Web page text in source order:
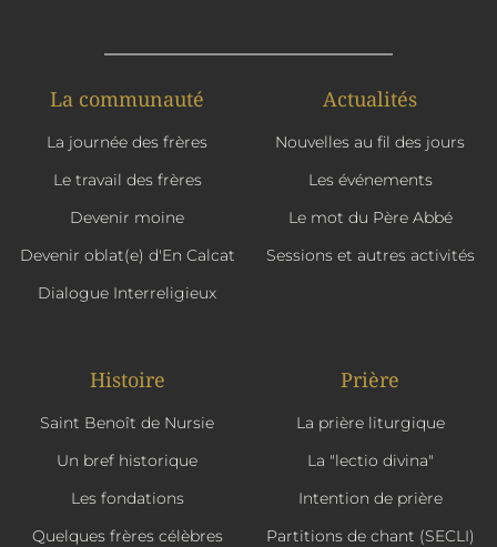
La communauté
La journée des frères
Le travail des frères
Devenir moine
Devenir oblat(e) d'En Calcat
Dialogue Interreligieux
Actualités
Nouvelles au fil des jours
Les événements
Le mot du Père Abbé
Sessions et autres activités
Histoire
Saint Benoît de Nursie
Un bref historique
Les fondations
Quelques frères célèbres
Prière
La prière liturgique
La "lectio divina"
Intention de prière
Partitions de chant (SECLI)